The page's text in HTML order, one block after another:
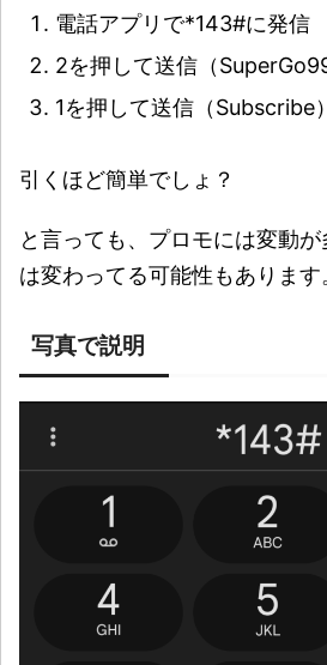
電話アプリで*143#に発信
2を押して送信（SuperGo99
1を押して送信（Subscribe）
引くほど簡単でしょ？
と言っても、プロモには変動
は変わってる可能性もあります
写真で説明